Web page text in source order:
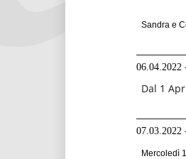
Sandra e
06.04.2022
Dal 1
07.03.2022
Mercoledì